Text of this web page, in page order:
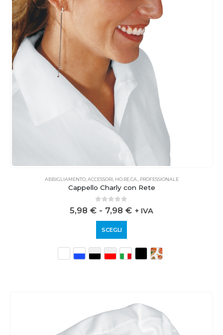
ABBIGLIAMENTO, ACCESSORI HO.RE.CA. PROFESSIONALE
Cappello Charly con Rete
0 out of 5
5,98 € - 7,98 € + IVA
SCEGLI